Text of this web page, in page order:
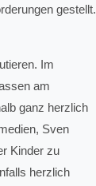
gestellt.
Im
am
ganz herzlich
Sven
Kinder zu
herzlich